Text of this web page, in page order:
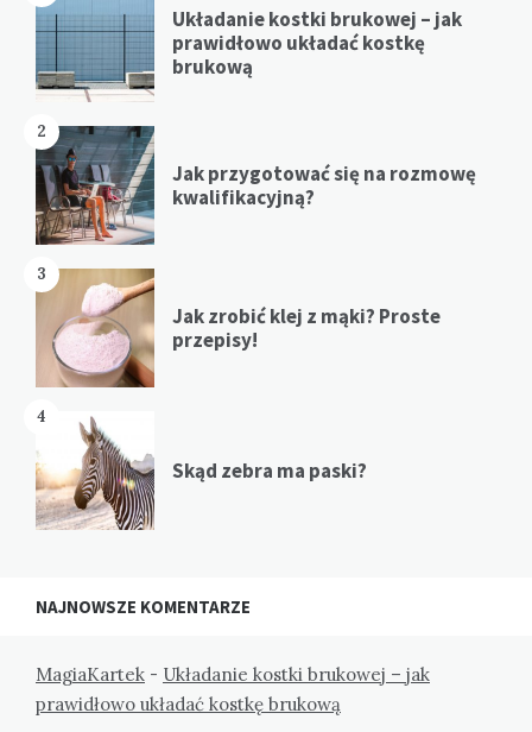
Układanie kostki brukowej – jak
prawidłowo układać kostkę
brukową
2
Jak przygotować się na rozmowę
kwalifikacyjną?
3
Jak zrobić klej z mąki? Proste
przepisy!
4
Skąd zebra ma paski?
NAJNOWSZE KOMENTARZE
MagiaKartek - Układanie kostki brukowej – jak
prawidłowo układać kostkę brukową